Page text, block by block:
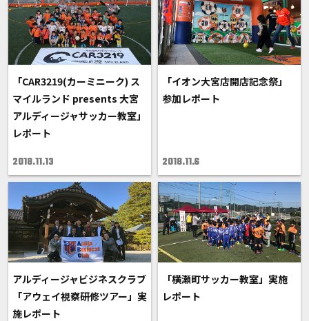
「CAR3219(カーミニーク) ス
マイルランド presents 大宮
アルディージャサッカー教室」
レポート
2018.11.13
「イオン大宮店開店記念祭」
参加レポート
2018.11.6
アルディージャビジネスクラブ
「アウェイ視察研修ツアー」実
施レポート
「横瀬町サッカー教室」実施
レポート